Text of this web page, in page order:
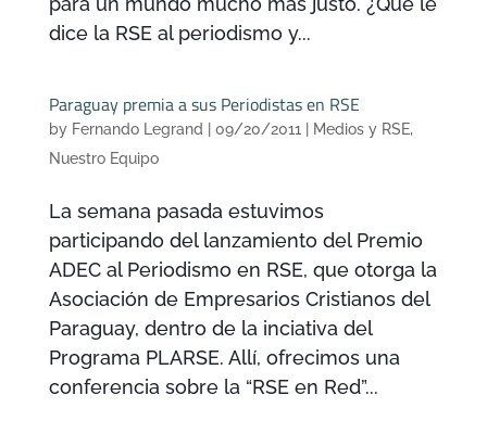
dice la RSE al periodismo y...
Paraguay premia a sus Periodistas en RSE
by Fernando Legrand 09/20/2011| Medios y RSE,
Nuestro Equipo
La semana pasada estuvimos
participando del lanzamiento del Premio
ADEC al Periodismo en RSE, que otorga la
Asociación de Empresarios Cristianos del
Paraguay, dentro de la inciativa del
Programa PLARSE. Allí, ofrecimos una
conferencia sobre la “RSE en Red”...